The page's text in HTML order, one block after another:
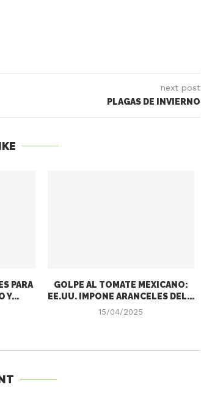
next post
PLAGAS DE INVIERNO
PARA
Y...
GOLPE AL TOMATE MEXICANO:
EE.UU. IMPONE ARANCELES DEL...
15/04/2025